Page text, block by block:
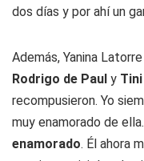
dos días y por ahí un
Además, Yanina
Rodrigo de Paul y
recompusieron. Yo
muy enamorado de
enamorado. Él ahora